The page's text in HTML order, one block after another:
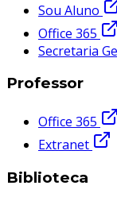
Sou Aluno
Office 365
Secretaria
Professor
Office 365
Extranet
Biblioteca